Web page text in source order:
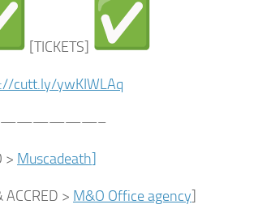
[TICKETS]
cutt.ly/ywKIWLAq
> Muscadeath]
ACCRED > M&O Office agency]